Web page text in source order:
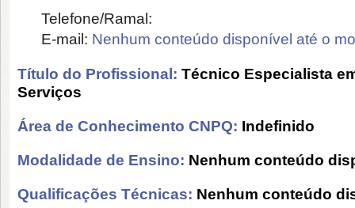
Telefone/Ramal:
E-mail: Nenhum conteúdo disponível até o
Título do Profissional: Técnico Especialista
Serviços
Área de Conhecimento CNPQ: Indefinido
Modalidade de Ensino: Nenhum conteúdo
Qualificações Técnicas: Nenhum conteúdo